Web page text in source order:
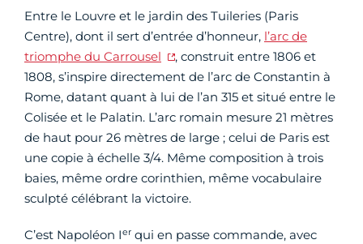
Entre le Louvre et le jardin des Tuileries (Paris
Centre), dont il sert d’entrée d’honneur, l’arc de
triomphe du Carrousel
, construit entre 1806 et
1808, s’inspire directement de l’arc de Constantin à
Rome, datant quant à lui de l’an 315 et situé entre le
Colisée et le Palatin. L’arc romain mesure 21 mètres
de haut pour 26 mètres de large ; celui de Paris est
une copie à échelle 3/4. Même composition à trois
baies, même ordre corinthien, même vocabulaire
sculpté célébrant la victoire.
C’est Napoléon Ier qui en passe commande, avec